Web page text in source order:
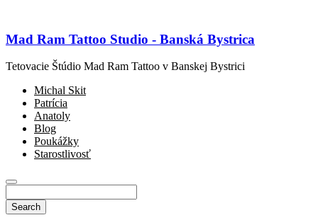
Mad Ram Tattoo Studio - Banská Bystrica
Tetovacie Štúdio Mad Ram Tattoo v Banskej Bystrici
Michal Skit
Patrícia
Anatoly
Blog
Poukážky
Starostlivosť